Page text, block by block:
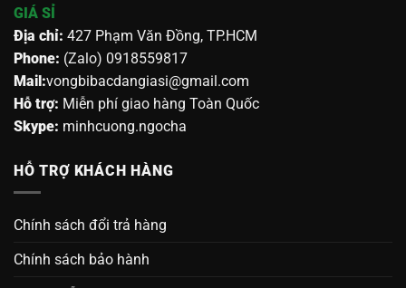
GIÁ SỈ
Địa chỉ: 427 Phạm Văn Đồng, TP.HCM
Phone: (Zalo) 0918559817
Mail:vongbibacdangiasi@gmail.com
Hỗ trợ: Miễn phí giao hàng Toàn Quốc
Skype: minhcuong.ngocha
HỖ TRỢ KHÁCH HÀNG
Chính sách đổi trả hàng
Chính sách bảo hành